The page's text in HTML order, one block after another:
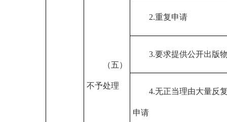
（五）
不予处理
2.重复申请
3.要求提供公开出版
4.无正当理由大量反
申请